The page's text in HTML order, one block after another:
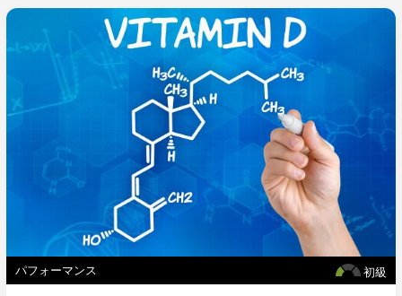
初級
パフォーマンス